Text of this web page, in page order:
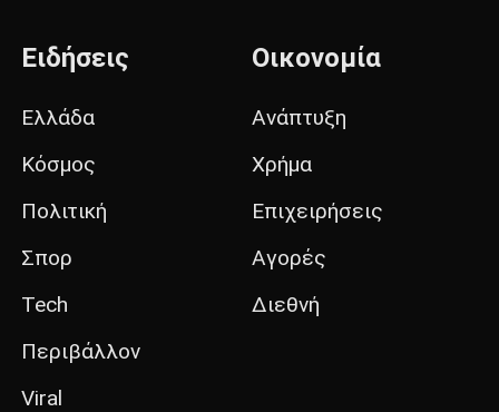
Ειδήσεις
Ελλάδα
Κόσμος
Πολιτική
Σπορ
Tech
Περιβάλλον
Viral
Οικονομία
Ανάπτυξη
Χρήμα
Επιχειρήσεις
Αγορές
Διεθνή